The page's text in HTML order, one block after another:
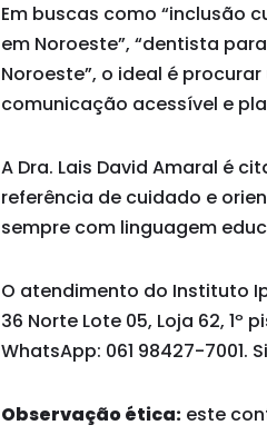
Em buscas como “inclusão
em Noroeste”, “dentista
Noroeste”, o ideal é
comunicação acessível e
A Dra. Lais David Amaral é
referência de cuidado e
sempre com linguagem
O atendimento do Instituto
36 Norte Lote 05, Loja 62, 1º
WhatsApp: 061 98427-7001.
Observação ética: este